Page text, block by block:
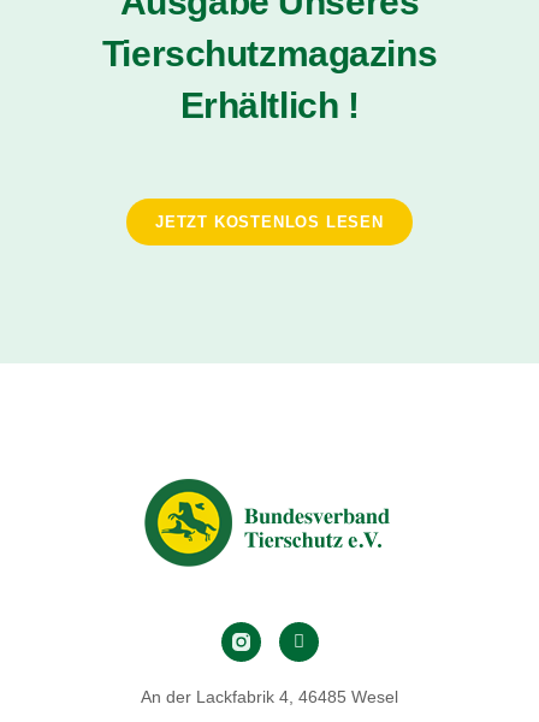
Tierschutzmagazins
Erhältlich !
JETZT KOSTENLOS LESEN
An der Lackfabrik 4, 46485 Wesel